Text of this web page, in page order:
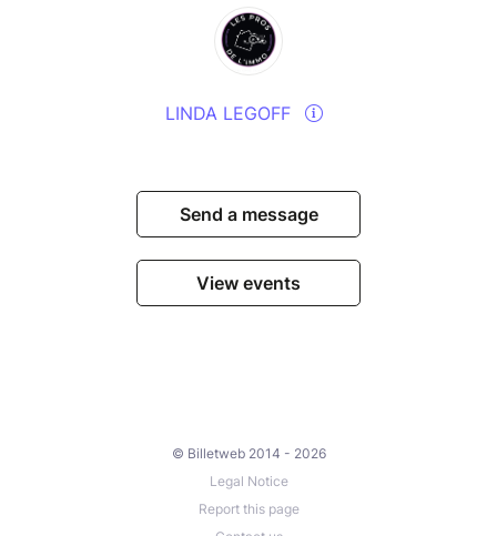
LINDA LEGOFF
Send a message
View events
© Billetweb 2014 - 2026
Legal Notice
Report this page